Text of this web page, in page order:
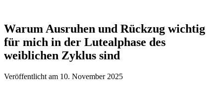
Warum Ausruhen und Rückzug wichtig
für mich in der Lutealphase des
weiblichen Zyklus sind
Veröffentlicht am 10. November 2025